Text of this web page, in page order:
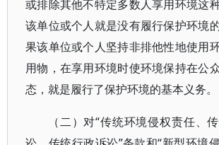
或排除其他不特定多数人享用环境这
该单位或个人就是没有履行保护环境
果该单位或个人坚持非排他性地使用
用物，在享用环境时使环境保持在公
态，就是履行了保护环境的基本义务。
（二）对“传统环境侵权责任、